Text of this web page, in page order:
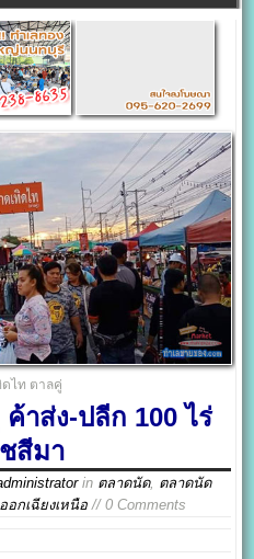
ดไท ตาลคู่
าส่ง-ปลีก 100 ไร่
สีมา
in ตลาดนัด, ตลาดนัด
อกเฉียงเหนือ // 0 Comments